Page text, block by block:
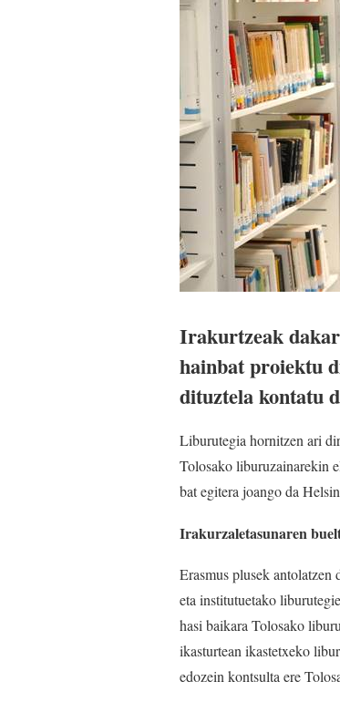
Irakurtzeak
hainbat proiektu
dituztela kontatu
Liburutegia hornitzen ari
Tolosako liburuzainarekin
bat egitera joango da
Irakurzaletasunaren
Erasmus plusek
eta institutuetako
hasi baikara Tolosako
ikasturtean ikastetxeko
edozein kontsulta ere